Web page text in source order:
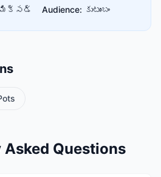
మిక్సడ్ Audience: కుటుంబం
Asked Questions